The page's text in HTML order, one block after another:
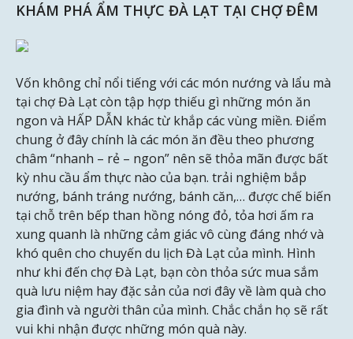
KHÁM PHÁ ẨM THỰC ĐÀ LẠT TẠI CHỢ ĐÊM
Vốn không chỉ nổi tiếng với các món nướng và lẩu mà
tại chợ Đà Lạt còn tập hợp thiếu gì những món ăn
ngon và HẤP DẪN khác từ khắp các vùng miền. Điểm
chung ở đây chính là các món ăn đều theo phương
châm “nhanh – rẻ – ngon” nên sẽ thỏa mãn được bất
kỳ nhu cầu ẩm thực nào của bạn. trải nghiệm bắp
nướng, bánh tráng nướng, bánh căn,… được chế biến
tại chỗ trên bếp than hồng nóng đỏ, tỏa hơi ấm ra
xung quanh là những cảm giác vô cùng đáng nhớ và
khó quên cho chuyến du lịch Đà Lạt của mình. Hình
như khi đến chợ Đà Lạt, bạn còn thỏa sức mua sắm
quà lưu niệm hay đặc sản của nơi đây về làm quà cho
gia đình và người thân của mình. Chắc chắn họ sẽ rất
vui khi nhận được những món quà này.